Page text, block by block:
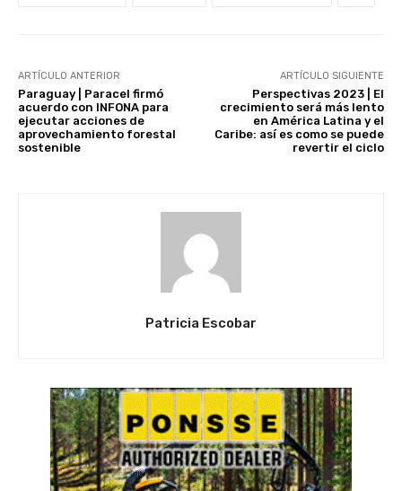
ARTÍCULO ANTERIOR
Paraguay | Paracel firmó
acuerdo con INFONA para
ejecutar acciones de
aprovechamiento forestal
sostenible
ARTÍCULO SIGUIENTE
Perspectivas 2023 | El
crecimiento será más lento
en América Latina y el
Caribe: así es como se puede
revertir el ciclo
Patricia Escobar